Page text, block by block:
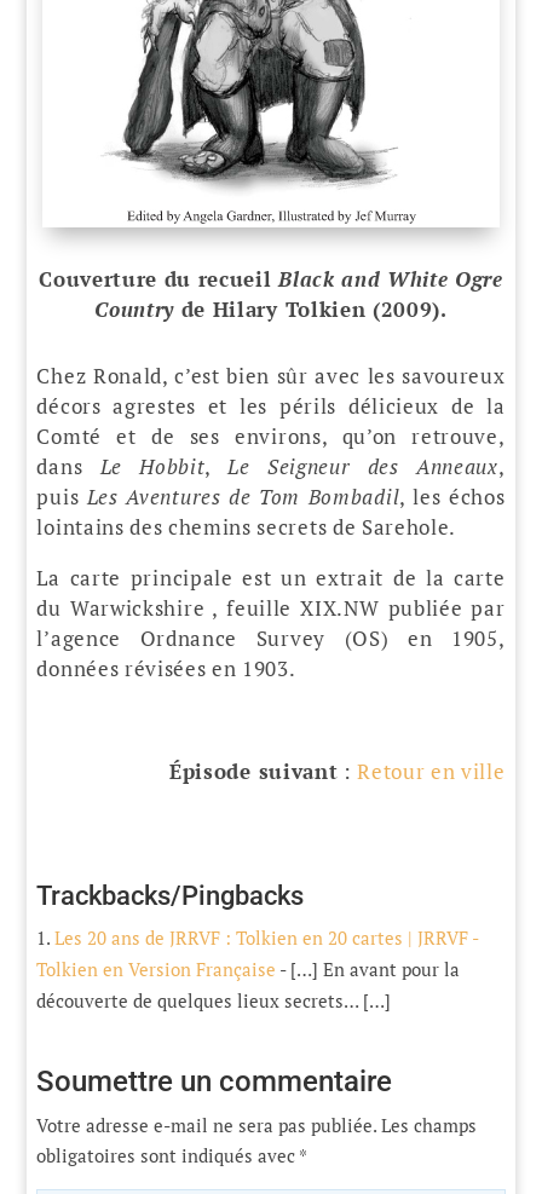
Couverture du recueilBlack and White Ogre
Country de Hilary Tolkien (2009).
Chez Ronald, c’est bien sûr avec les savoureux
décors agrestes et les périls délicieux de la
Comté et de ses environs, qu’on retrouve,
dans Le Hobbit, Le Seigneur des Anneaux,
puis Les Aventures de Tom Bombadil, les échos
lointains des chemins secrets de Sarehole.
La carte principale est un extrait de la carte
du Warwickshire , feuille XIX.NW publiée par
l’agence Ordnance Survey (OS) en 1905,
données révisées en 1903.
Épisode suivant :Retour en ville
Trackbacks/Pingbacks
Les 20 ans de JRRVF : Tolkien en 20 cartes | JRRVF -
Tolkien en Version Française - […] En avant pour la
découverte de quelques lieux secrets… […]
Soumettre un commentaire
Votre adresse e-mail ne sera pas publiée. Les champs
obligatoires sont indiqués avec *